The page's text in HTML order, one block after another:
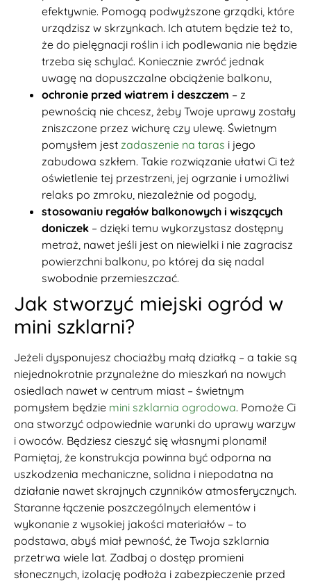
efektywnie. Pomogą podwyższone grządki, które
urządzisz w skrzynkach. Ich atutem będzie też to,
że do pielęgnacji roślin i ich podlewania nie będzie
trzeba się schylać. Koniecznie zwróć jednak
uwagę na dopuszczalne obciążenie balkonu,
ochronie przed wiatrem i deszczem – z
pewnością nie chcesz, żeby Twoje uprawy zostały
zniszczone przez wichurę czy ulewę. Świetnym
pomysłem jest zadaszenie na taras i jego
zabudowa szkłem. Takie rozwiązanie ułatwi Ci też
oświetlenie tej przestrzeni, jej ogrzanie i umożliwi
relaks po zmroku, niezależnie od pogody,
stosowaniu regałów balkonowych i wiszących
doniczek – dzięki temu wykorzystasz dostępny
metraż, nawet jeśli jest on niewielki i nie zagracisz
powierzchni balkonu, po której da się nadal
swobodnie przemieszczać.
Jak stworzyć miejski ogród w
mini szklarni?
Jeżeli dysponujesz chociażby małą działką – a takie są
niejednokrotnie przynależne do mieszkań na nowych
osiedlach nawet w centrum miast – świetnym
pomysłem będzie mini szklarnia ogrodowa. Pomoże Ci
ona stworzyć odpowiednie warunki do uprawy warzyw
i owoców. Będziesz cieszyć się własnymi plonami!
Pamiętaj, że konstrukcja powinna być odporna na
uszkodzenia mechaniczne, solidna i niepodatna na
działanie nawet skrajnych czynników atmosferycznych.
Staranne łączenie poszczególnych elementów i
wykonanie z wysokiej jakości materiałów – to
podstawa, abyś miał pewność, że Twoja szklarnia
przetrwa wiele lat. Zadbaj o dostęp promieni
słonecznych, izolację podłoża i zabezpieczenie przed